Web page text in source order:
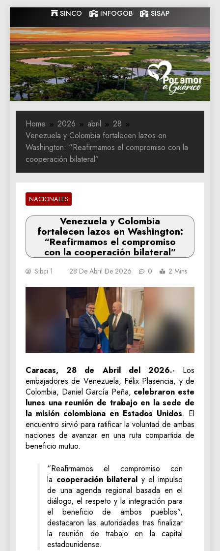
to
content
SINCO INFOGOB SISAP
Gobernacion
de Guarico
Gobernacion de Guarico
Home 2026 abril
28
Venezuela y Colombia fortalecen lazos en
Washington: “Reafirmamos el compromiso con la
cooperación bilateral”
NACIONALES
Venezuela y Colombia
fortalecen lazos en Washington:
“Reafirmamos el compromiso
con la cooperación bilateral”
Sibci 1 28 De Abril De 2026 0 2 Mins
Caracas, 28 de Abril del 2026.- Los
embajadores de Venezuela, Félix Plasencia, y de
Colombia, Daniel García Peña, celebraron este
lunes una reunión de trabajo en la sede de
la misión colombiana en Estados Unidos. El
encuentro sirvió para ratificar la voluntad de ambas
naciones de avanzar en una ruta compartida de
beneficio mutuo.
“Reafirmamos el compromiso con
la cooperación bilateral y el impulso
de una agenda regional basada en el
diálogo, el respeto y la integración para
el beneficio de ambos pueblos”,
destacaron las autoridades tras finalizar
la reunión de trabajo en la capital
estadounidense.